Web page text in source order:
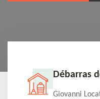
Débarras
Giovanni